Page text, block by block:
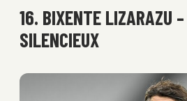
16. BIXENTE LIZARAZU
SILENCIEUX